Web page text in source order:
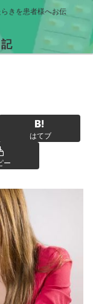
きを患者様へお伝
はてブ
ー